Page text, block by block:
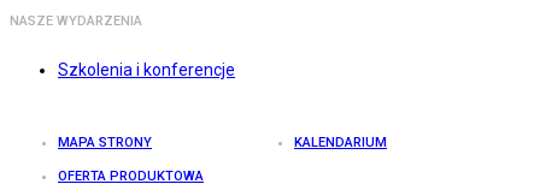
NASZE WYDARZENIA
Szkolenia i konferencje
MAPA STRONY KALENDARIUM
OFERTA PRODUKTOWA